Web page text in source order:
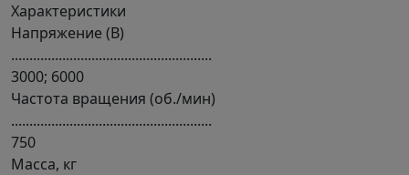
Характеристики
Напряжение (В)
.......................................................
3000; 6000
Частота вращения (об./мин)
.......................................................
750
Масса, кг